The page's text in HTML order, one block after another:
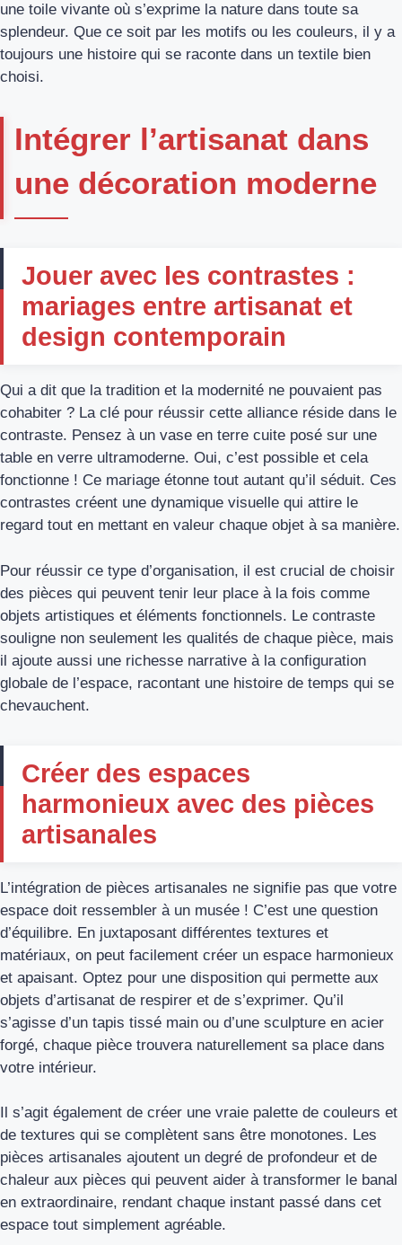
une toile vivante où s’exprime la nature dans toute sa
splendeur. Que ce soit par les motifs ou les couleurs, il y a
toujours une histoire qui se raconte dans un textile bien
choisi.
Intégrer l’artisanat dans
une décoration moderne
Jouer avec les contrastes :
mariages entre artisanat et
design contemporain
Qui a dit que la tradition et la modernité ne pouvaient pas
cohabiter ? La clé pour réussir cette alliance réside dans le
contraste. Pensez à un vase en terre cuite posé sur une
table en verre ultramoderne. Oui, c’est possible et cela
fonctionne ! Ce mariage étonne tout autant qu’il séduit. Ces
contrastes créent une dynamique visuelle qui attire le
regard tout en mettant en valeur chaque objet à sa manière.
Pour réussir ce type d’organisation, il est crucial de choisir
des pièces qui peuvent tenir leur place à la fois comme
objets artistiques et éléments fonctionnels. Le contraste
souligne non seulement les qualités de chaque pièce, mais
il ajoute aussi une richesse narrative à la configuration
globale de l’espace, racontant une histoire de temps qui se
chevauchent.
Créer des espaces
harmonieux avec des pièces
artisanales
L’intégration de pièces artisanales ne signifie pas que votre
espace doit ressembler à un musée ! C’est une question
d’équilibre. En juxtaposant différentes textures et
matériaux, on peut facilement créer un espace harmonieux
et apaisant. Optez pour une disposition qui permette aux
objets d’artisanat de respirer et de s’exprimer. Qu’il
s’agisse d’un tapis tissé main ou d’une sculpture en acier
forgé, chaque pièce trouvera naturellement sa place dans
votre intérieur.
Il s’agit également de créer une vraie palette de couleurs et
de textures qui se complètent sans être monotones. Les
pièces artisanales ajoutent un degré de profondeur et de
chaleur aux pièces qui peuvent aider à transformer le banal
en extraordinaire, rendant chaque instant passé dans cet
espace tout simplement agréable.